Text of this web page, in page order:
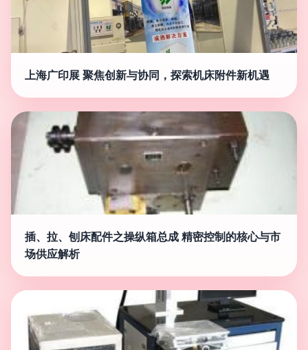
上海广印展 聚焦创新与协同，探索机床附件新机遇
插、拉、刨床配件之操纵箱总成 精密控制的核心与市
场供应解析